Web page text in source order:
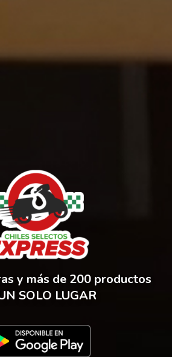
y más de 200 productos
SOLO LUGAR